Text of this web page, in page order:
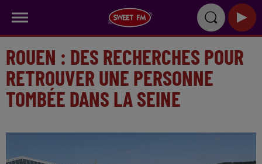
ROUEN : DES RECHERCHES POUR
RETROUVER UNE PERSONNE
TOMBÉE DANS LA SEINE